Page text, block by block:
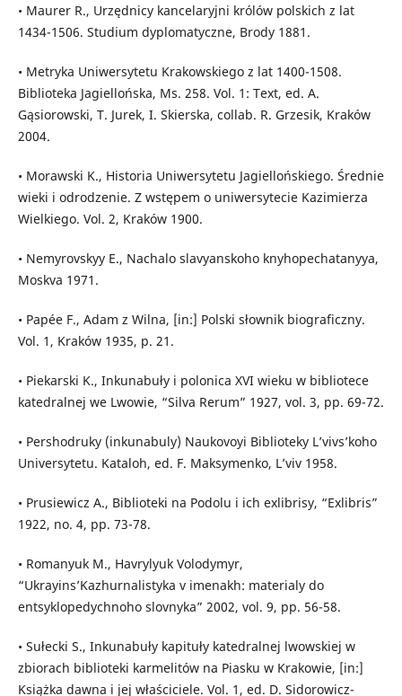
• Maurer R., Urzędnicy kancelaryjni królów polskich z lat
1434-1506. Studium dyplomatyczne, Brody 1881.
• Metryka Uniwersytetu Krakowskiego z lat 1400-1508.
Biblioteka Jagiellońska, Ms. 258. Vol. 1: Text, ed. A.
Gąsiorowski, T. Jurek, I. Skierska, collab. R. Grzesik, Kraków
2004.
• Morawski K., Historia Uniwersytetu Jagiellońskiego. Średnie
wieki i odrodzenie. Z wstępem o uniwersytecie Kazimierza
Wielkiego. Vol. 2, Kraków 1900.
• Nemyrovskyy E., Nachalo slavyanskoho knyhopechatanyya,
Moskva 1971.
• Papée F., Adam z Wilna, [in:] Polski słownik biograficzny.
Vol. 1, Kraków 1935, p. 21.
• Piekarski K., Inkunabuły i polonica XVI wieku w bibliotece
katedralnej we Lwowie, “Silva Rerum” 1927, vol. 3, pp. 69-72.
• Pershodruky (inkunabuly) Naukovoyi Biblioteky L’vivs’koho
Universytetu. Kataloh, ed. F. Maksymenko, L’viv 1958.
• Prusiewicz A., Biblioteki na Podolu i ich exlibrisy, “Exlibris”
1922, no. 4, pp. 73-78.
• Romanyuk M., Havrylyuk Volodymyr,
“Ukrayins’Kazhurnalistyka v imenakh: materialy do
entsyklopedychnoho slovnyka” 2002, vol. 9, pp. 56-58.
• Sułecki S., Inkunabuły kapituły katedralnej lwowskiej w
zbiorach biblioteki karmelitów na Piasku w Krakowie, [in:]
Książka dawna i jej właściciele. Vol. 1, ed. D. Sidorowicz-